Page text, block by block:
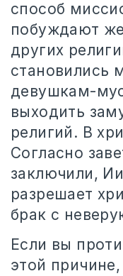
способ
побуждают
других
становились
девушкам-
выходить
религий. В
Согласно
заключили,
разрешает
брак с
Если вы
этой